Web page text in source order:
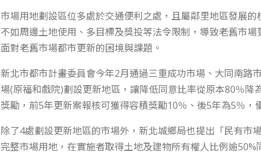
市場用地劃設區位多處於交通便利之處，且屬鄰里地區發展
不如周邊土地使用、多目標及獎投等法令限制，導致老舊市
面對老舊市場都市更新的困境與課題。
新北市都市計畫委員會今年2月通過三重成功市場、大同南路
場(原福和戲院)劃設更新地區，讓降低同意比率從原本80％
獎勵，前5年更新案報核可獲得容積獎勵10％、後5年為5％，
除了4處劃設更新地區的市場外，新北城鄉局也提出「民有市
完整市場用地，在實施者取得土地及建物所有權人比例逾